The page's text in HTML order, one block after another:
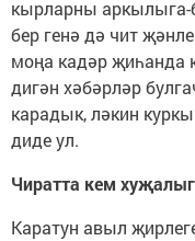
кырларны аркылыга-
бер генә дә чит
моңа кадәр җиһанда
дигән хәбәрләр
карадык, ләкин
диде ул.
Чиратта кем
Каратун авыл